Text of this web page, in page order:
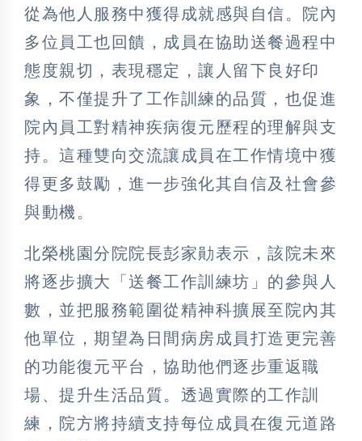
從為他人服務中獲得成就感與自信。院內
多位員工也回饋，成員在協助送餐過程中
態度親切，表現穩定，讓人留下良好印
象，不僅提升了工作訓練的品質，也促進
院內員工對精神疾病復元歷程的理解與支
持。這種雙向交流讓成員在工作情境中獲
得更多鼓勵，進一步強化其自信及社會參
與動機。
北榮桃園分院院長彭家勛表示，該院未來
將逐步擴大「送餐工作訓練坊」的參與人
數，並把服務範圍從精神科擴展至院內其
他單位，期望為日間病房成員打造更完善
的功能復元平台，協助他們逐步重返職
場、提升生活品質。透過實際的工作訓
練，院方將持續支持每位成員在復元道路